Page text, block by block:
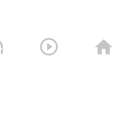
التي اغرقتها القوات المسلحة